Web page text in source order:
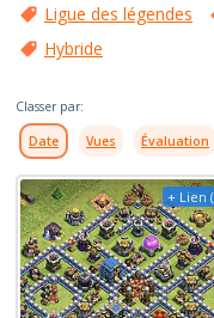
Ligue des légendes
Hybride
Classer par:
Date Vues Évaluation
+ Lien